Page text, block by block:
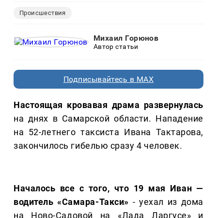
Происшествия
Михаил Горюнов
Автор статьи
Подписывайтесь в MAX
Настоящая кровавая драма развернулась
на днях в Самарской области. Нападение
на 52-летнего таксиста Ивана Тактарова,
закончилось гибелью сразу 4 человек.
Началось все с того, что 19 мая Иван —
водитель «Самара-Такси» - уехал из дома
на Ново-Садовой на «Лада Ларгусе» и